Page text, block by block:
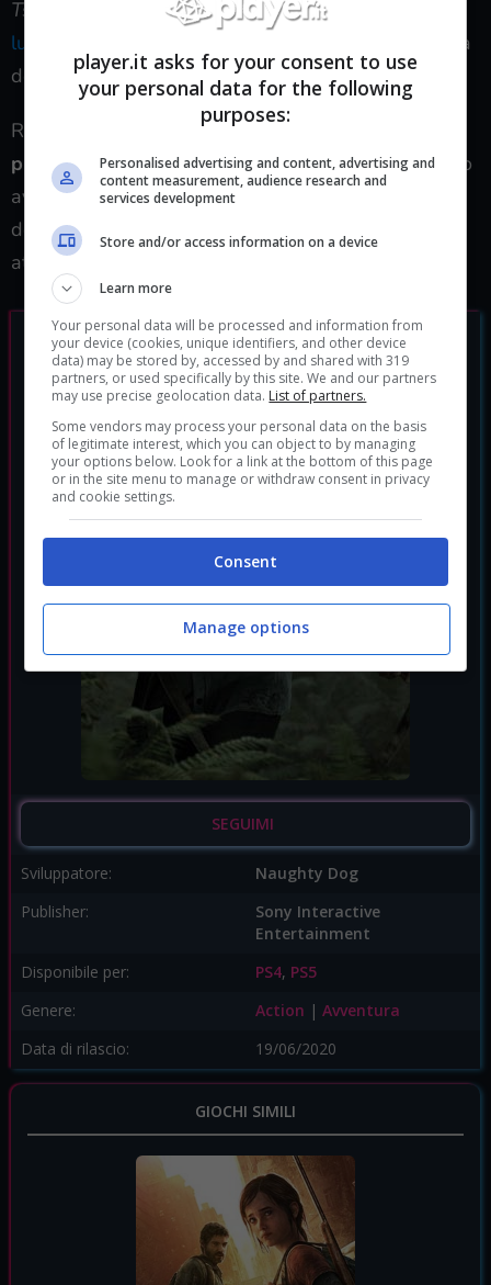
Tsushima . In questo evento è stata mostrata
lunga sessione di gameplay
esplicativa sulla natura
del gioco.
Ricordiamo che The Last of Us Parte 2
prossimo 19 giugnosui sistemi PlayStation 4, dopo
aver ricevuto un rinvio di circa 20 giorni a causa
dell’epidemia di Coronavirus. Non ci resta che
attendere l’uscita del gioco.
SEGUIMI
Sviluppatore:
Naughty Dog
Publisher:
Sony Interactive
Entertainment
Disponibile per:
PS4, PS5
Genere:
Action | Avventura
Data di rilascio:
19/06/2020
GIOCHI SIMILI
player.it asks for your consent to use
your personal data for the following
purposes:
Personalised advertising and content, advertising and
content measurement, audience research and
services development
Store and/or access information on a device
Learn more
Your personal data will be processed and information from
your device (cookies, unique identifiers, and other device
data) may be stored by, accessed by and shared with 319
partners, or used specifically by this site. We and our partners
may use precise geolocation data. List of partners.
Some vendors may process your personal data on the basis
of legitimate interest, which you can object to by managing
your options below. Look for a link at the bottom of this page
or in the site menu to manage or withdraw consent in privacy
and cookie settings.
Consent
Manage options